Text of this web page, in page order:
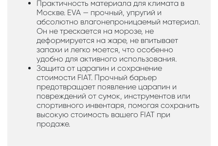
Практичность материала для климата в
Москве. EVA — прочный, упругий и
абсолютно влагонепроницаемый материал.
Он не трескается на морозе, не
деформируется на жаре, не впитывает
запахи и легко моется, что особенно
удобно для активного использования.
Защита от царапин и сохранение
стоимости FIAT. Прочный барьер
предотвращает появление царапин и
повреждений от сумок, инструментов или
спортивного инвентаря, помогая сохранить
высокую стоимость вашего FIAT при
продаже.